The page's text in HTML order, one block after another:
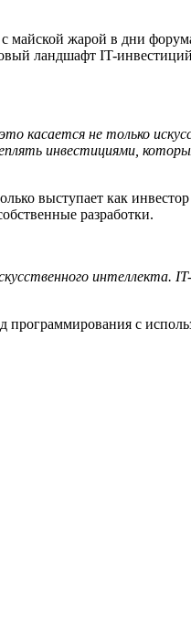
жарой в дни
ландшафт IT-
не только
инвестициями,
выступает как
разработки.
интеллекта.
с